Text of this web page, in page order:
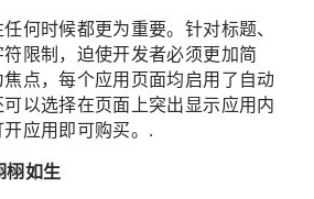
何时候都更为重要。针对标题、
限制，迫使开发者必须更加简
点，每个应用页面均启用了自动
以选择在页面上突出显示应用内
应用即可购买。.
栩如生